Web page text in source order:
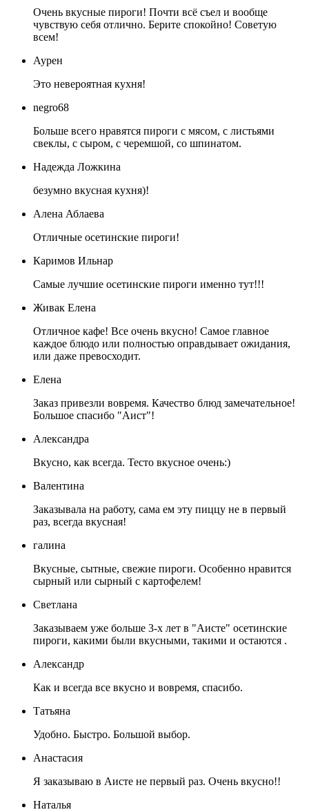
Очень вкусные пироги! Почти всё съел и вообще
чувствую себя отлично. Берите спокойно! Советую
всем!
Аурен
Это невероятная кухня!
negro68
Больше всего нравятся пироги с мясом, с листьями
свеклы, с сыром, с черемшой, со шпинатом.
Надежда Ложкина
безумно вкусная кухня)!
Алена Аблаева
Отличные осетинские пироги!
Каримов Ильнар
Самые лучшие осетинские пироги именно тут!!!
Живак Елена
Отличное кафе! Все очень вкусно! Самое главное
каждое блюдо или полностью оправдывает ожидания,
или даже превосходит.
Елена
Заказ привезли вовремя. Качество блюд замечательное!
Большое спасибо "Аист"!
Александра
Вкусно, как всегда. Тесто вкусное очень:)
Валентина
Заказывала на работу, сама ем эту пиццу не в первый
раз, всегда вкусная!
галина
Вкусные, сытные, свежие пироги. Особенно нравится
сырный или сырный с картофелем!
Светлана
Заказываем уже больше 3-х лет в "Аисте" осетинские
пироги, какими были вкусными, такими и остаются .
Александр
Как и всегда все вкусно и вовремя, спасибо.
Татьяна
Удобно. Быстро. Большой выбор.
Анастасия
Я заказываю в Аисте не первый раз. Очень вкусно!!
Наталья